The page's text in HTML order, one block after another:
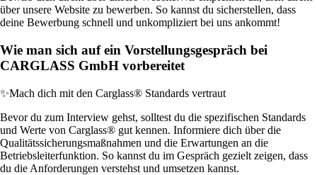
über unsere Website zu bewerben. So kannst du sicherstellen, dass
deine Bewerbung schnell und unkompliziert bei uns ankommt!
Wie man sich auf ein Vorstellungsgespräch bei
CARGLASS GmbH vorbereitet
✨Mach dich mit den Carglass® Standards vertraut
Bevor du zum Interview gehst, solltest du die spezifischen Standards
und Werte von Carglass® gut kennen. Informiere dich über die
Qualitätssicherungsmaßnahmen und die Erwartungen an die
Betriebsleiterfunktion. So kannst du im Gespräch gezielt zeigen, dass
du die Anforderungen verstehst und umsetzen kannst.